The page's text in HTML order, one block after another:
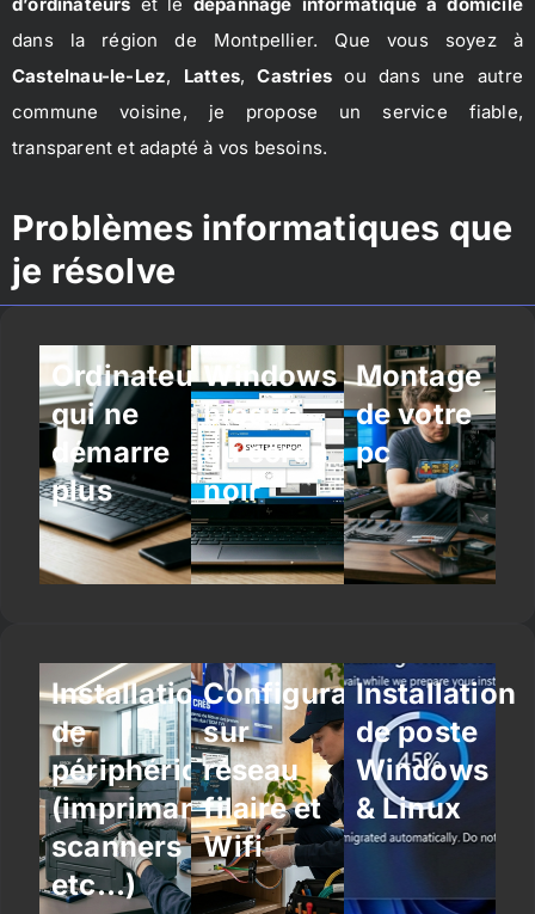
dans la région de Montpellier. Que vous soyez à
Castelnau-le-Lez, Lattes,Castries ou dans une autre
commune voisine, je propose un service fiable,
transparent et adapté à vos besoins.
Problèmes informatiques que
je résolve
Ordinateur
qui ne
démarre
plus
Windows
bloqué
ou écran
noir
Montage
de votre
pc
Installation
de
périphériques
(imprimantes,
scanners
etc…)
Configuration
sur
réseau
filaire et
Wifi
Installation
de poste
Windows
& Linux